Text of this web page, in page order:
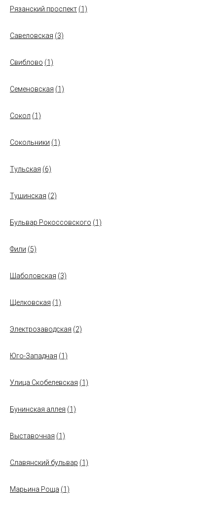
Рязанский проспект (1)
Савеловская (3)
Свиблово (1)
Семеновская (1)
Сокол (1)
Сокольники (1)
Тульская (6)
Тушинская (2)
Бульвар Рокоссовского (1)
Фили (5)
Шаболовская (3)
Щелковская (1)
Электрозаводская (2)
Юго-Западная (1)
Улица Скобелевская (1)
Бунинская аллея (1)
Выставочная (1)
Славянский бульвар (1)
Марьина Роща (1)